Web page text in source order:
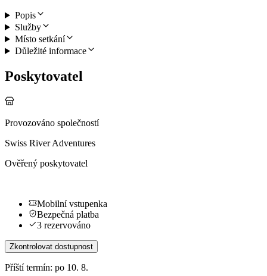
Popis
Služby
Místo setkání
Důležité informace
Poskytovatel
Provozováno společností
Swiss River Adventures
Ověřený poskytovatel
Mobilní vstupenka
Bezpečná platba
3 rezervováno
Zkontrolovat dostupnost
Příští termín: po 10. 8.